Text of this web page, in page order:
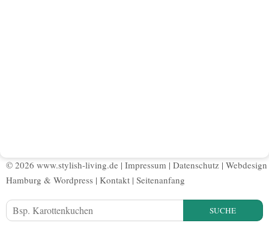
© 2026 www.stylish-living.de | Impressum | Datenschutz | Webdesign
Hamburg & Wordpress | Kontakt | Seitenanfang
SUCHE